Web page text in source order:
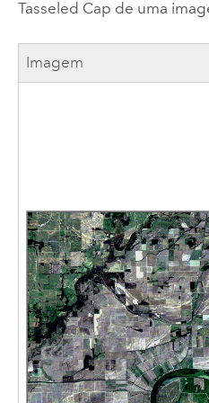
Tasseled Cap de uma
Imagem